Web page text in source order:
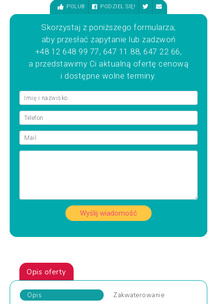
POLUB PODZIEL SIĘ!
Skorzystaj z poniższego formularza,
aby przesłać zapytanie lub zadzwoń
+48 12 648 99 77, 647 11 88, 647 22 66,
a przedstawimy Ci aktualną ofertę cenową
i dostępne wolne terminy.
Wyślij wiadomość
Opis oferty
Opis
Zakwaterowanie